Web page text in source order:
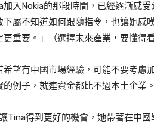
加入Nokia的那段時間，已經逐漸感
屬不知道如何跟隨指令，也讓她感
重要。」（選擇未來產業，要懂得
望有中國市場經驗，可能不要考慮
例子，就連資金都比不過本土企業。
Tina得到更好的機會，她帶著在中